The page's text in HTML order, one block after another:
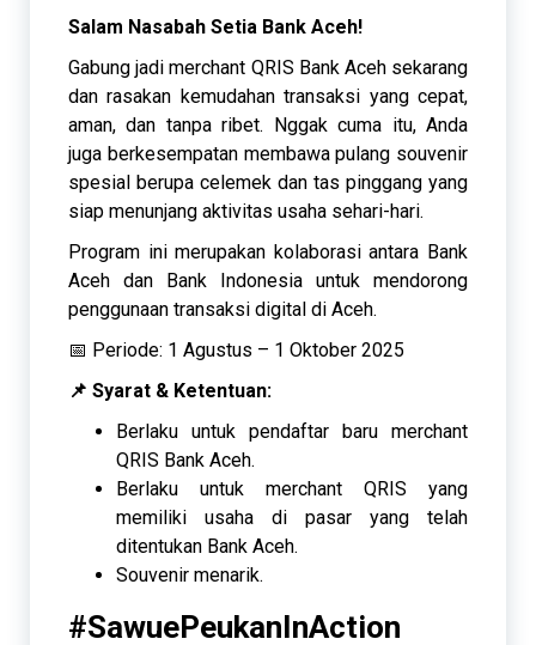
Salam Nasabah Setia Bank Aceh!
Gabung jadi merchant QRIS Bank Aceh sekarang
dan rasakan kemudahan transaksi yang cepat,
aman, dan tanpa ribet. Nggak cuma itu, Anda
juga berkesempatan membawa pulang souvenir
spesial berupa celemek dan tas pinggang yang
siap menunjang aktivitas usaha sehari-hari.
Program ini merupakan kolaborasi antara Bank
Aceh dan Bank Indonesia untuk mendorong
penggunaan transaksi digital di Aceh.
📅 Periode: 1 Agustus – 1 Oktober 2025
📌 Syarat & Ketentuan:
Berlaku untuk pendaftar baru merchant
QRIS Bank Aceh.
Berlaku untuk merchant QRIS yang
memiliki usaha di pasar yang telah
ditentukan Bank Aceh.
Souvenir menarik.
#SawuePeukanInAction